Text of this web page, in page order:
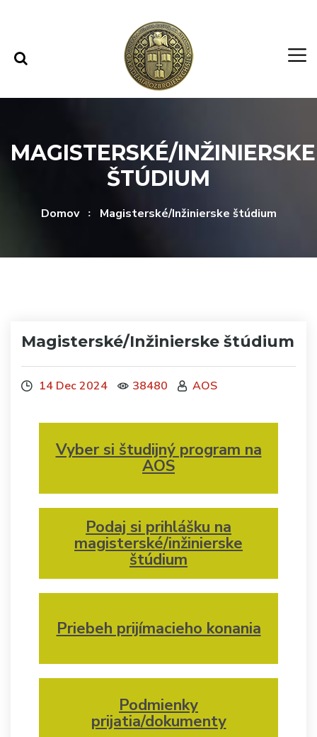
MAGISTERSKÉ/INŽINIERSKE
ŠTÚDIUM
Domov Magisterské/Inžinierske štúdium
Magisterské/Inžinierske štúdium
14 Dec 2024 38480 AOS
Vyber si študijný program na
AOS
Podaj si prihlášku na
magisterské/inžinierske
štúdium
Priebeh prijímacieho konania
Podmienky
prijatia/dokumenty